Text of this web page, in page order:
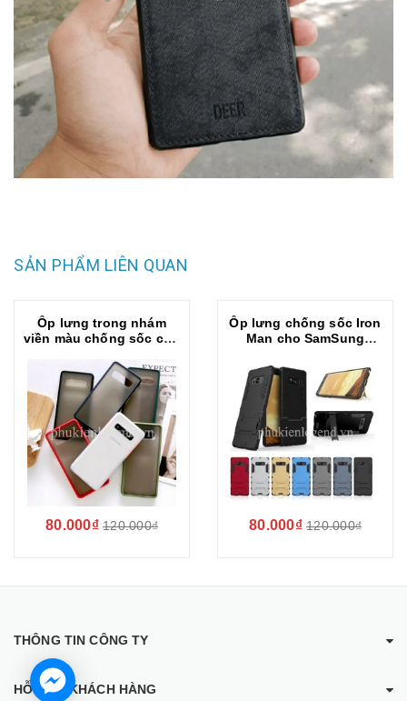
SẢN PHẨM LIÊN QUAN
Ốp lưng trong nhám
viền màu chống sốc cho
80.000₫ 120.000₫
Ốp lưng chống sốc Iron
Man cho SamSung
80.000₫ 120.000₫
THÔNG TIN CÔNG TY
HỖ TRỢ KHÁCH HÀNG